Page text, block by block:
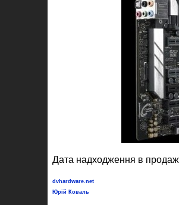
Дата надходження в продаж
dvhardware.net
Юрій Коваль